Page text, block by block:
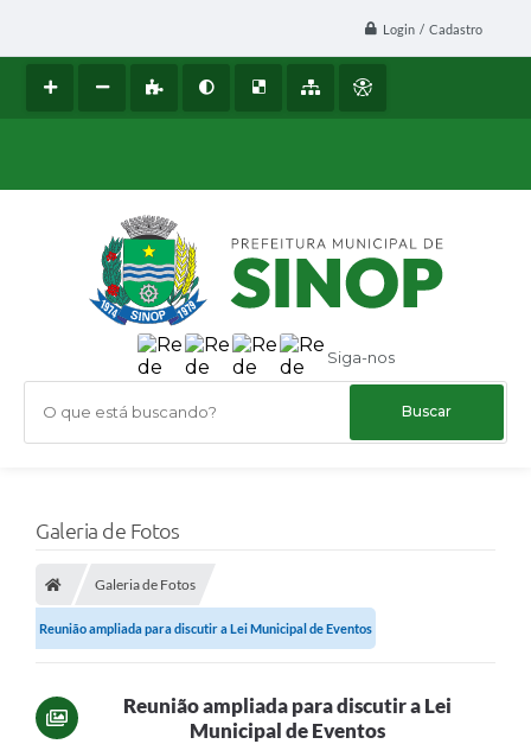
Login / Cadastro
Siga-nos
O que está buscando?
Galeria de Fotos
Galeria de Fotos
Reunião ampliada para discutir a Lei Municipal de Eventos
Reunião ampliada para discutir a Lei
Municipal de Eventos